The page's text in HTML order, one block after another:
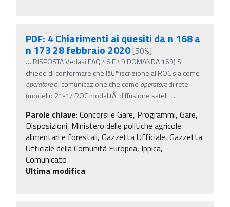
PDF: 4 Chiarimenti ai quesiti da n 168 a
n 173 28 febbraio 2020[50%]
… RISPOSTA Vedasi FAQ 46 E 49 DOMANDA 169) Si
chiede di confermare che lâ€™iscrizione al ROC sia come
operatoredi comunicazione che come operatoredi rete
(modello 21-1/ ROC modalitÃ diffusione satell …
Parole chiave: Concorsi e Gare, Programmi, Gare,
Disposizioni, Ministero delle politiche agricole
alimentari e forestali, Gazzetta Ufficiale, Gazzetta
Ufficiale della Comunità Europea, Ippica,
Comunicato
Ultima modifica: